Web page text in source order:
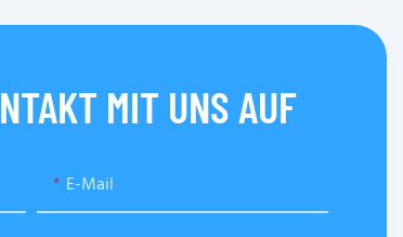
MIT UNS AUF
E-Mail